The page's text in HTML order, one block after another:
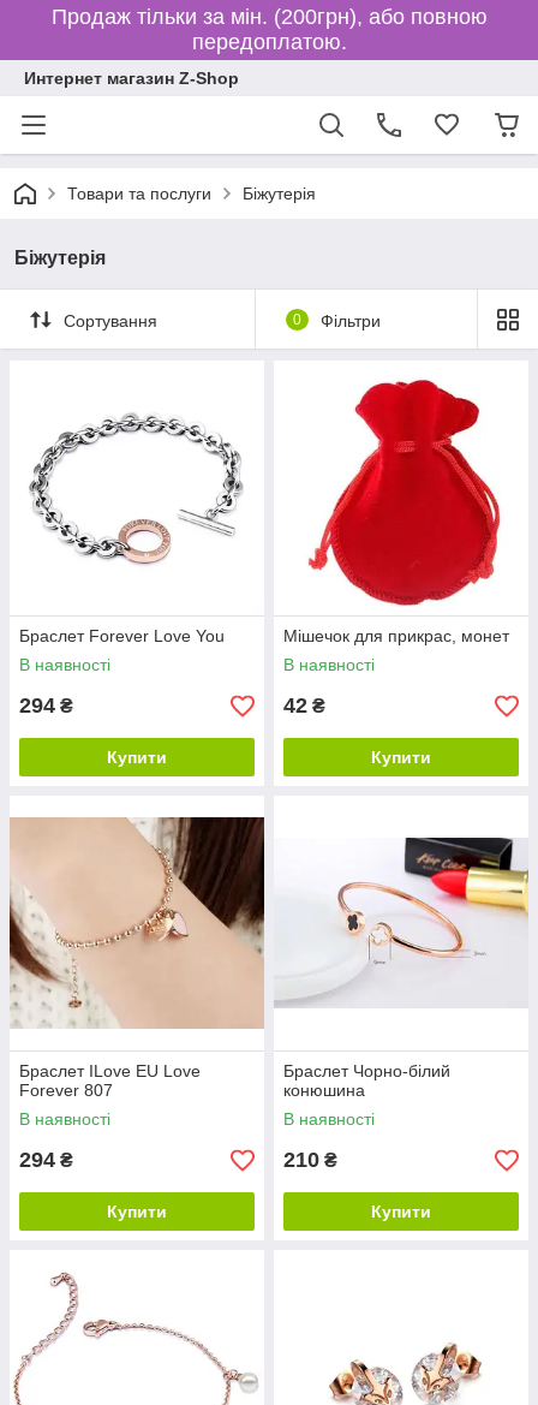
Продаж тільки за мін. (200грн), або повною
передоплатою.
Интернет магазин Z-Shop
Товари та послуги Біжутерія
Біжутерія
Сортування 0 Фільтри
Браслет Forever Love You
В наявності
294 ₴
Купити
Мішечок для прикрас, монет
В наявності
42 ₴
Купити
Браслет ILove EU Love
Forever 807
В наявності
294 ₴
Купити
Браслет Чорно-білий
конюшина
В наявності
210 ₴
Купити